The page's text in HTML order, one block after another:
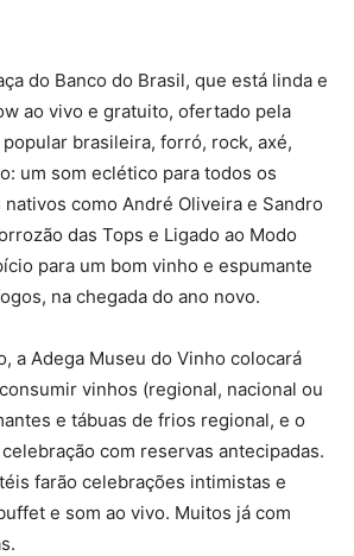
do Banco do Brasil, que está linda e
ao vivo e gratuito, ofertado pela
brasileira, forró, rock, axé,
um som eclético para todos os
como André Oliveira e Sandro
das Tops e Ligado ao Modo
para um bom vinho e espumante
na chegada do ano novo.
a Adega Museu do Vinho colocará
vinhos (regional, nacional ou
e tábuas de frios regional, e o
com reservas antecipadas.
farão celebrações intimistas e
e som ao vivo. Muitos já com